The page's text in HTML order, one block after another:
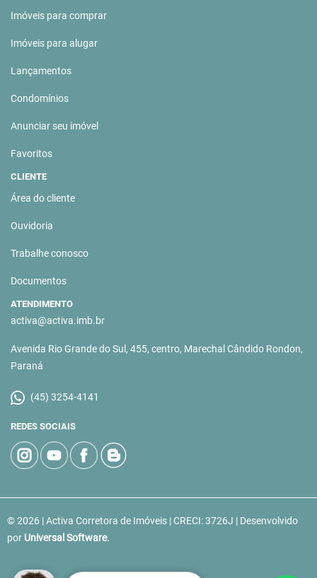
Imóveis para comprar
Imóveis para alugar
Lançamentos
Condomínios
Anunciar seu imóvel
Favoritos
CLIENTE
Área do cliente
Ouvidoria
Trabalhe conosco
Documentos
ATENDIMENTO
activa@activa.imb.br
Avenida Rio Grande do Sul, 455, centro, Marechal Cândido Rondon,
Paraná
(45) 3254-4141
REDES SOCIAIS
© 2026 | Activa Corretora de Imóveis | CRECI: 3726J | Desenvolvido
por Universal Software.